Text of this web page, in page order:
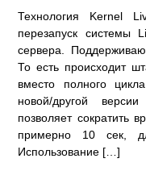
Технология Kernel
перезапуск системы
сервера.
То есть происходит
вместо полного
новой/другой
позволяет сократить
примерно 10 сек,
Использование […]